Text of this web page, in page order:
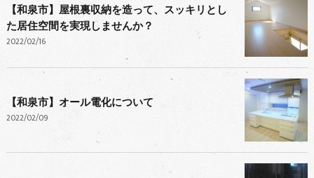
【和泉市】屋根裏収納を造って、スッキリとし
た居住空間を実現しませんか？
2022/02/16
【和泉市】オール電化について
2022/02/09